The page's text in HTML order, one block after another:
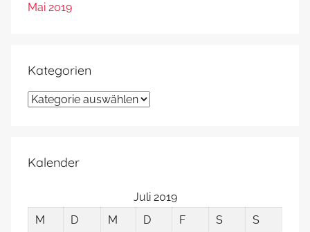
Mai 2019
Kategorien
Kategorien
Kalender
Juli 2019
M
D M D F S
S